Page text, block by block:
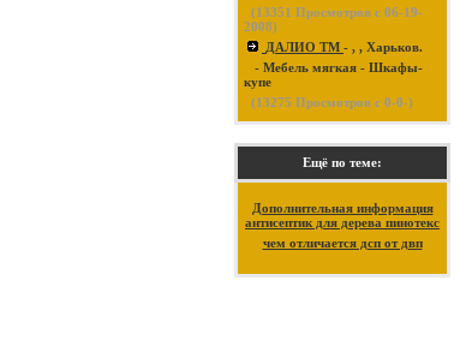
(13351 Просмотров с 06-19-
2008)
ДАЛИО ТМ - , , Харьков.
- Мебель мягкая - Шкафы-
купе
(13275 Просмотров с 0-0-)
Ещё по теме:
Дополнительная информация
антисептик для дерева пинотекс
чем отличается дсп от двп